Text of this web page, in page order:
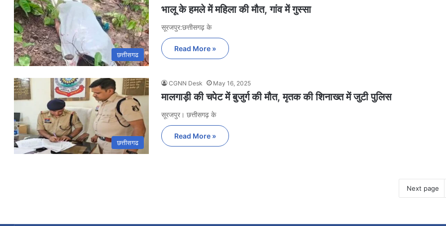
छत्तीसगढ
भालू के हमले में महिला की मौत, गांव में गुस्सा
सूरजपुर:छत्तीसगढ़ के
Read More »
छत्तीसगढ
CGNN Desk May 16, 2025
मालगाड़ी की चपेट में बुजुर्ग की मौत, मृतक की शिनाख्त में जुटी पुलिस
सूरजपुर। छत्तीसगढ़ के
Read More »
Next page